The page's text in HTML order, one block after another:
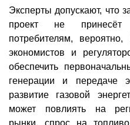
Эксперты допускают, что
проект не принесёт
потребителям, вероятно,
экономистов и
обеспечить
генерации и передаче
развитие газовой
может повлиять на
рынки, спрос на